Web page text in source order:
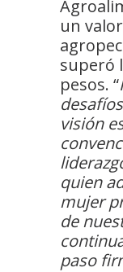
un
superó
pesos. “
visión
quien
mujer
de
paso